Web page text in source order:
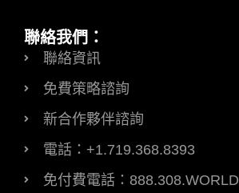
聯絡我們：
聯絡資訊
免費策略諮詢
新合作夥伴諮詢
電話：+1.719.368.8393
免付費電話：888.308.WORLD